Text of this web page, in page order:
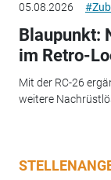
05.08.2026
Blaupunkt:
im Retro-
Mit der RC-26
weitere